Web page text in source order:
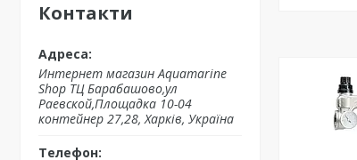
Контакти
Интернет магазин Aquamarine
Shop ТЦ Барабашово,ул
Раевской,Площадка 10-04
контейнер 27,28, Харків, Україна